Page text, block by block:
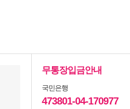
무통장입금안내
국민은행
473801-04-170977